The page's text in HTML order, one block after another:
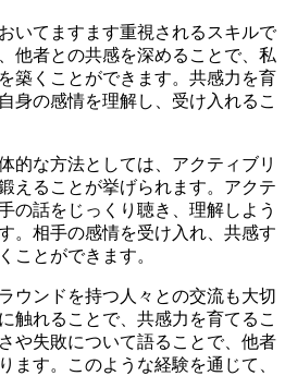
いてますます重視されるスキルで
他者との共感を深めることで、私
築くことができます。共感力を育
身の感情を理解し、受け入れるこ
的な方法としては、アクティブリ
えることが挙げられます。アクテ
の話をじっくり聴き、理解しよう
。相手の感情を受け入れ、共感す
ことができます。
ウンドを持つ人々との交流も大切
触れることで、共感力を育てるこ
や失敗について語ることで、他者
ます。このような経験を通じて、